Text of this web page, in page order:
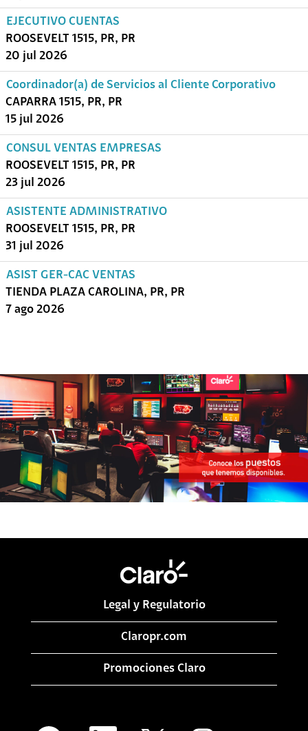
EJECUTIVO CUENTAS
ROOSEVELT 1515, PR, PR
20 jul 2026
Coordinador(a) de Servicios al Cliente Corporativo
CAPARRA 1515, PR, PR
15 jul 2026
CONSUL VENTAS EMPRESAS
ROOSEVELT 1515, PR, PR
23 jul 2026
ASISTENTE ADMINISTRATIVO
ROOSEVELT 1515, PR, PR
31 jul 2026
ASIST GER-CAC VENTAS
TIENDA PLAZA CAROLINA, PR, PR
7 ago 2026
Legal y Regulatorio
Claropr.com
Promociones Claro